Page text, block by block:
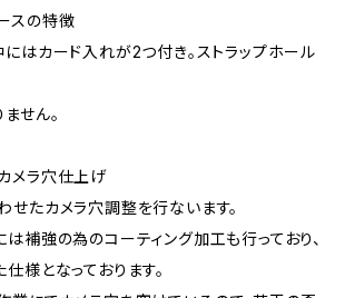
スの特徴
はカード入れが2つ付き。ストラップホール
せん。
メラ穴仕上げ
せたカメラ穴調整を行ないます。
補強の為のコーティング加工も行っており、
様となっております。